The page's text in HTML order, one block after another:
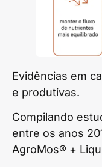
Evidências em
e produtivas.
Compilando
entre os anos
AgroMos® +